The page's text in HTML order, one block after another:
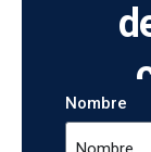
Nombre